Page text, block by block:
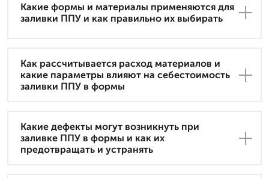
Какие формы и материалы применяются для
заливки ППУ и как правильно их выбирать
Как рассчитывается расход материалов и
какие параметры влияют на себестоимость
заливки ППУ в формы
Какие дефекты могут возникнуть при
заливке ППУ в формы и как их
предотвращать и устранять